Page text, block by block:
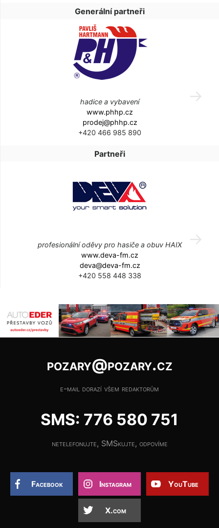
Generální partneři
hadice a vybavení
www.phhp.cz
prodej@phhp.cz
+420 466 985 890
Partneři
profesionální oděvy pro hasiče a obuv HAIX
www.deva-fm.cz
deva@deva-fm.cz
+420 558 448 338
pozary@pozary.cz
e-mail dorazí všem redaktorům
SMS: 776 580 751
netelefonujte, SMSkujte, odpovíme
Facebook Instagram YouTube
X.com